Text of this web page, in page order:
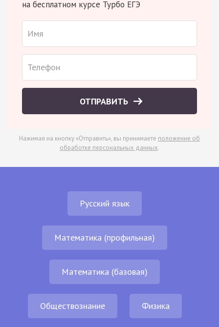
на бесплатном курсе Турбо ЕГЭ
ОТПРАВИТЬ
Нажимая на кнопку «Отправить», вы принимаете положение об
обработке персональных данных.
Русский язык
Математика (профильная)
Математика (базовая)
Обществознание Физика